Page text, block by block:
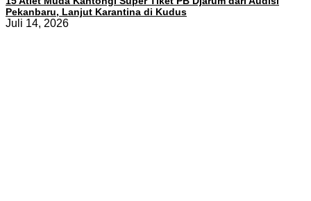
Pekanbaru, Lanjut Karantina di Kudus
Juli 14, 2026